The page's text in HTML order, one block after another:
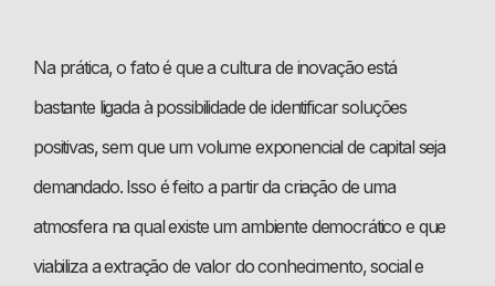
Na prática, o fato é que a cultura de inovação está
bastante ligada à possibilidade de identificar soluções
positivas, sem que um volume exponencial de capital seja
demandado. Isso é feito a partir da criação de uma
atmosfera na qual existe um ambiente democrático e que
viabiliza a extração de valor do conhecimento, social e